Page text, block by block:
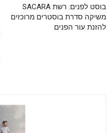
בוסט לפנים: רשת SACARA
משיקה סדרת בוסטרים מרוכזים
להזנת עור הפנים